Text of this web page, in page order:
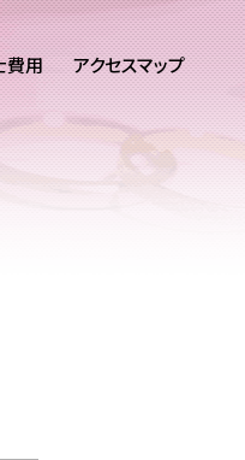
費用 アクセスマップ